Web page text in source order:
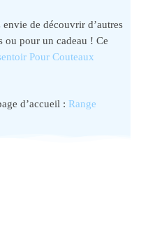
de découvrir d’autres
ou pour un cadeau ! Ce
Pour Couteaux
d’accueil : Range